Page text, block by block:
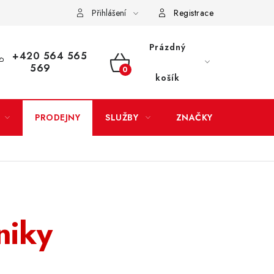
EXPEDICE ZBOŽÍ REKLAMACE ZAKOUPENÉHO ZBOŽÍ
Přihlášení Registrace
+420 564 565
569
NÁKUPNÍ
Prázdný
košík
PRODEJNY SLUŽBY ZNAČKY